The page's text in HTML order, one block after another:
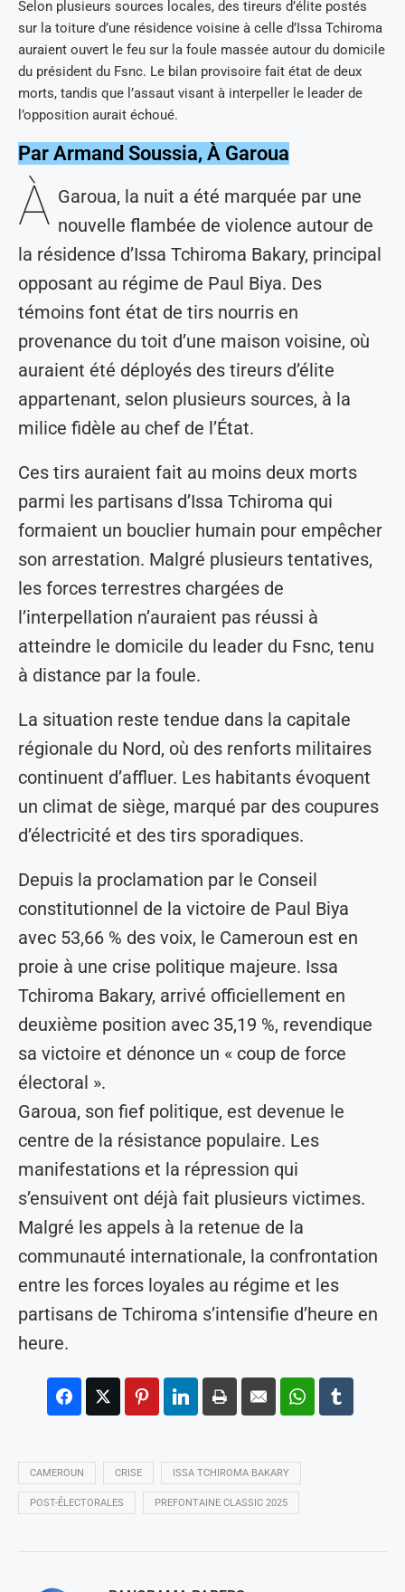
Selon plusieurs sources locales, des tireurs d’élite postés
sur la toiture d’une résidence voisine à celle d’Issa Tchiroma
auraient ouvert le feu sur la foule massée autour du domicile
du président du Fsnc. Le bilan provisoire fait état de deux
morts, tandis que l’assaut visant à interpeller le leader de
l’opposition aurait échoué.
Par Armand Soussia, À Garoua
À Garoua, la nuit a été marquée par une
nouvelle flambée de violence autour de
la résidence d’Issa Tchiroma Bakary, principal
opposant au régime de Paul Biya. Des
témoins font état de tirs nourris en
provenance du toit d’une maison voisine, où
auraient été déployés des tireurs d’élite
appartenant, selon plusieurs sources, à la
milice fidèle au chef de l’État.
Ces tirs auraient fait au moins deux morts
parmi les partisans d’Issa Tchiroma qui
formaient un bouclier humain pour empêcher
son arrestation. Malgré plusieurs tentatives,
les forces terrestres chargées de
l’interpellation n’auraient pas réussi à
atteindre le domicile du leader du Fsnc, tenu
à distance par la foule.
La situation reste tendue dans la capitale
régionale du Nord, où des renforts militaires
continuent d’affluer. Les habitants évoquent
un climat de siège, marqué par des coupures
d’électricité et des tirs sporadiques.
Depuis la proclamation par le Conseil
constitutionnel de la victoire de Paul Biya
avec 53,66 % des voix, le Cameroun est en
proie à une crise politique majeure. Issa
Tchiroma Bakary, arrivé officiellement en
deuxième position avec 35,19 %, revendique
sa victoire et dénonce un « coup de force
électoral ».
Garoua, son fief politique, est devenue le
centre de la résistance populaire. Les
manifestations et la répression qui
s’ensuivent ont déjà fait plusieurs victimes.
Malgré les appels à la retenue de la
communauté internationale, la confrontation
entre les forces loyales au régime et les
partisans de Tchiroma s’intensifie d’heure en
heure.
CAMEROUN CRISE ISSA TCHIROMA BAKARY
POST-ÉLECTORALES PREFONTAINE CLASSIC 2025